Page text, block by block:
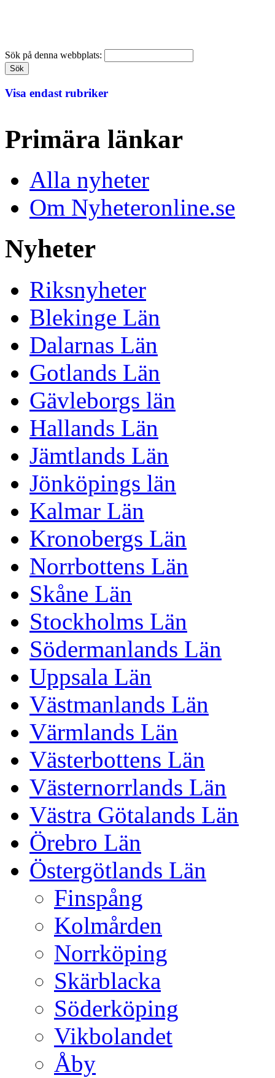
Sök på denna webbplats:
Visa endast rubriker
Primära länkar
Alla nyheter
Om Nyheteronline.se
Nyheter
Riksnyheter
Blekinge Län
Dalarnas Län
Gotlands Län
Gävleborgs län
Hallands Län
Jämtlands Län
Jönköpings län
Kalmar Län
Kronobergs Län
Norrbottens Län
Skåne Län
Stockholms Län
Södermanlands Län
Uppsala Län
Västmanlands Län
Värmlands Län
Västerbottens Län
Västernorrlands Län
Västra Götalands Län
Örebro Län
Östergötlands Län
Finspång
Kolmården
Norrköping
Skärblacka
Söderköping
Vikbolandet
Åby